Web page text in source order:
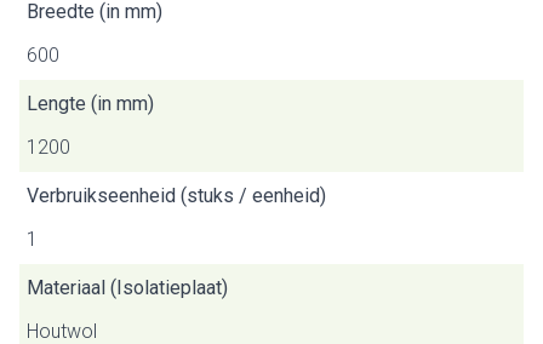
Breedte (in mm)
600
Lengte (in mm)
1200
Verbruikseenheid (stuks / eenheid)
1
Materiaal (Isolatieplaat)
Houtwol